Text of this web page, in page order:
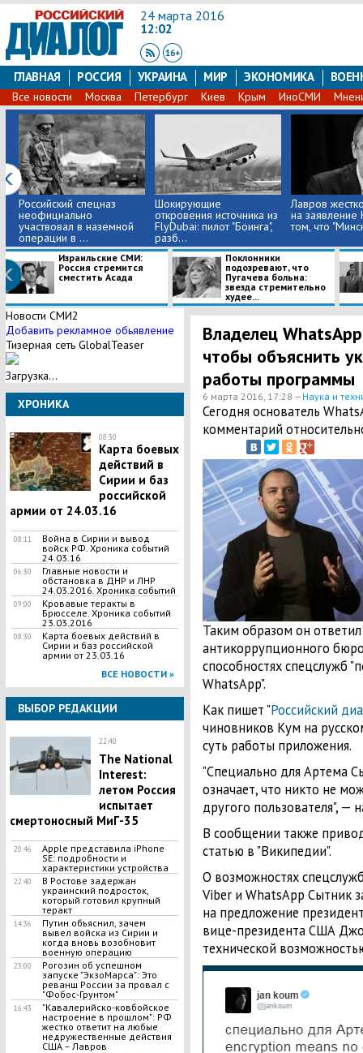
24 марта 2016
12:02
ГЛАВНАЯ РОССИЯ УКРАИНА МИР ЭКОНОМИКА
Все новости Москва Петербург Киев Крым ИноСМИ
Российский спецназ
неофициально
участвовал в наземной
операции в ...
Шокирующие
откровения источника из
FlyDubai: пилот "Боинга",
разб...
Лавров
на заявление
том, что
Израильские СМИ:
Россия стремится
сместить Асада
Поклонники
подозревают, что
Пугачева больна:
звезда стремительно
худее...
Новости СМИ2
Добавить рекламное обьявление
Тизерная сеть GlobalTeaser
Загрузка...
ХРОНИКА
08:30
Карта боевых
действий в
Сирии и баз
российской
армии от 24.03.16
08:11
Война в Сирии и вывод
войск РФ. Хроника событий
24.03.16
06:30
Главные новости и
обстановка в ДНР и ЛНР
24.03.2016. Хроника событий
09:00
Кровавые теракты в
Брюсселе. Хроника событий
23.03.2016
08:30
Карта боевых действий в
Сирии и баз российской
армии от 23.03.16
ВСЕ НОВОСТИ »
ВЫБОР РЕДАКЦИИ
22:40
The National
Interest:
летом Россия
испытает
смертоносный МиГ-35
20:46
Apple представила iPhone
SE: подробности и
характеристики устройства
22:40
В Ростове задержан
украинский подросток,
который готовил крупный
теракт
14:36
Путин объяснил, зачем
вывел войска из Сирии и
когда вновь возобновит
военную операцию
23:00
Рогозин об успешном
запуске "ЭкзоМарса": Это
реванш России за провал с
"Фобос-Грунтом"
16:43
"Кавалерийско-ковбойское
настроение в прошлом": РФ
жестко ответит на любые
недружественные действия
США – Лавров
Владелец
чтобы объяснить
работы программы
6 марта 2016, 17:28 —Наука и
Сегодня основатель
комментарий
Таким образом он
антикоррупционного
способностях спецслужб
WhatsApp".
Как пишет "Российский
чиновников Кум на
суть работы приложения.
"Специально для Артема
означает, что никто не
другого пользователя", —
В сообщении также
статью в "Википедии".
О возможностях
Viber и WhatsApp Сытник
на предложение
вице-президента США
технической